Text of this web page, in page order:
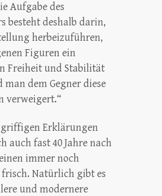
Aufgabe des
besteht deshalb darin,
herbeizuführen,
Figuren ein
Freiheit und Stabilität
dem Gegner diese
verweigert.“
Erklärungen
auch fast 40 Jahre nach
immer noch
Natürlich gibt es
und modernere